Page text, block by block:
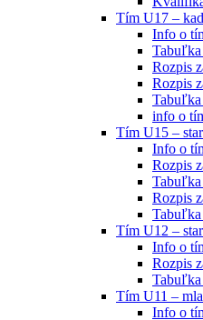
Tím U17 –
Info o
Tabuľka
Rozpis
Rozpis
Tabuľka
info o
Tím U15 –
Info o
Rozpis
Tabuľka
Rozpis
Tabuľka
Tím U12 –
Info o
Rozpis
Tabuľka
Tím U11 –
Info o